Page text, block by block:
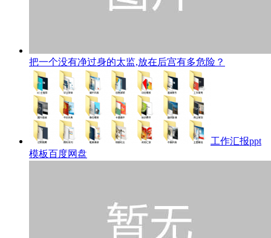
把一个没有净过身的太监,放在后宫有多危险？
工作汇报ppt
模板百度网盘